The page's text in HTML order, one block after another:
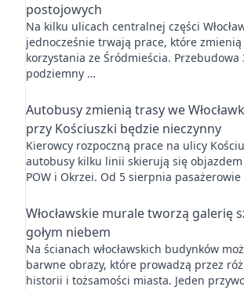
postojowych
Na kilku ulicach centralnej części
jednocześnie trwają prace, które zmienią
korzystania ze Śródmieścia. Przebudowa
podziemny …
Autobusy zmienią trasy we
przy Kościuszki będzie nieczynny
Kierowcy rozpoczną prace na ulicy
autobusy kilku linii skierują się
POW i Okrzei. Od 5 sierpnia
Włocławskie murale tworzą galerię
gołym niebem
Na ścianach włocławskich budynków
barwne obrazy, które prowadzą przez
historii i tożsamości miasta. Jeden